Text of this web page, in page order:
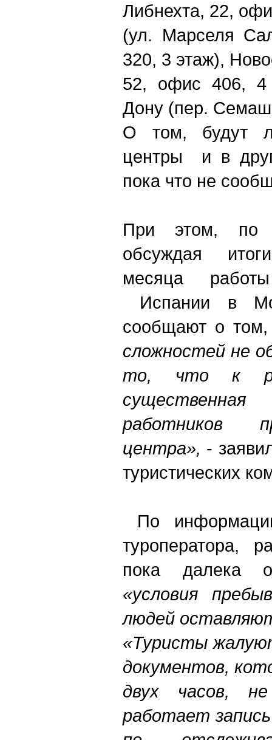
Либнехта, 22,
(ул. Марселя
320, 3 этаж),
52, офис 406, 4
Дону (пер.
О том, будут
центры и в
пока что не
При этом, по
обсуждая
месяца
Испании в
сообщают о
сложностей не
то, что к
работников
центра», -
туристических
По
туроператора,
пока далека
«условия
людей
«Туристы
документов,
двух часов,
работает